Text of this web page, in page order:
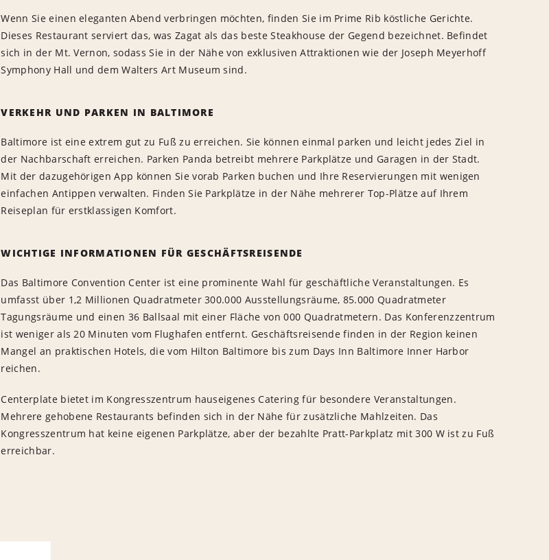
Wenn Sie einen eleganten Abend verbringen möchten, finden Sie im Prime Rib köstliche Gerichte.
Dieses Restaurant serviert das, was Zagat als das beste Steakhouse der Gegend bezeichnet. Befindet
sich in der Mt. Vernon, sodass Sie in der Nähe von exklusiven Attraktionen wie der Joseph Meyerhoff
Symphony Hall und dem Walters Art Museum sind.
VERKEHR UND PARKEN IN BALTIMORE
Baltimore ist eine extrem gut zu Fuß zu erreichen. Sie können einmal parken und leicht jedes Ziel in
der Nachbarschaft erreichen. Parken Panda betreibt mehrere Parkplätze und Garagen in der Stadt.
Mit der dazugehörigen App können Sie vorab Parken buchen und Ihre Reservierungen mit wenigen
einfachen Antippen verwalten. Finden Sie Parkplätze in der Nähe mehrerer Top-Plätze auf Ihrem
Reiseplan für erstklassigen Komfort.
WICHTIGE INFORMATIONEN FÜR GESCHÄFTSREISENDE
Das Baltimore Convention Center ist eine prominente Wahl für geschäftliche Veranstaltungen. Es
umfasst über 1,2 Millionen Quadratmeter 300.000 Ausstellungsräume, 85.000 Quadratmeter
Tagungsräume und einen 36 Ballsaal mit einer Fläche von 000 Quadratmetern. Das Konferenzzentrum
ist weniger als 20 Minuten vom Flughafen entfernt. Geschäftsreisende finden in der Region keinen
Mangel an praktischen Hotels, die vom Hilton Baltimore bis zum Days Inn Baltimore Inner Harbor
reichen.
Centerplate bietet im Kongresszentrum hauseigenes Catering für besondere Veranstaltungen.
Mehrere gehobene Restaurants befinden sich in der Nähe für zusätzliche Mahlzeiten. Das
Kongresszentrum hat keine eigenen Parkplätze, aber der bezahlte Pratt-Parkplatz mit 300 W ist zu Fuß
erreichbar.